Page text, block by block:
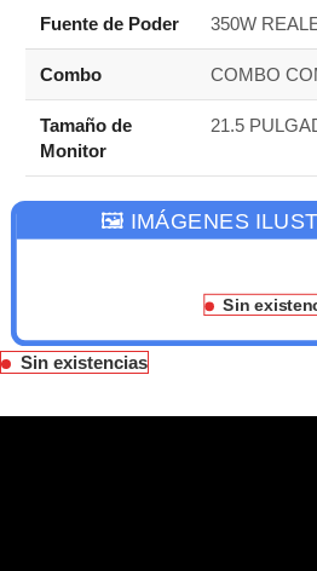
Fuente de Poder 350W
Combo COMBO
Tamaño de
Monitor
21.5
🖼️ IMÁGENES
Sin
Sin existencias